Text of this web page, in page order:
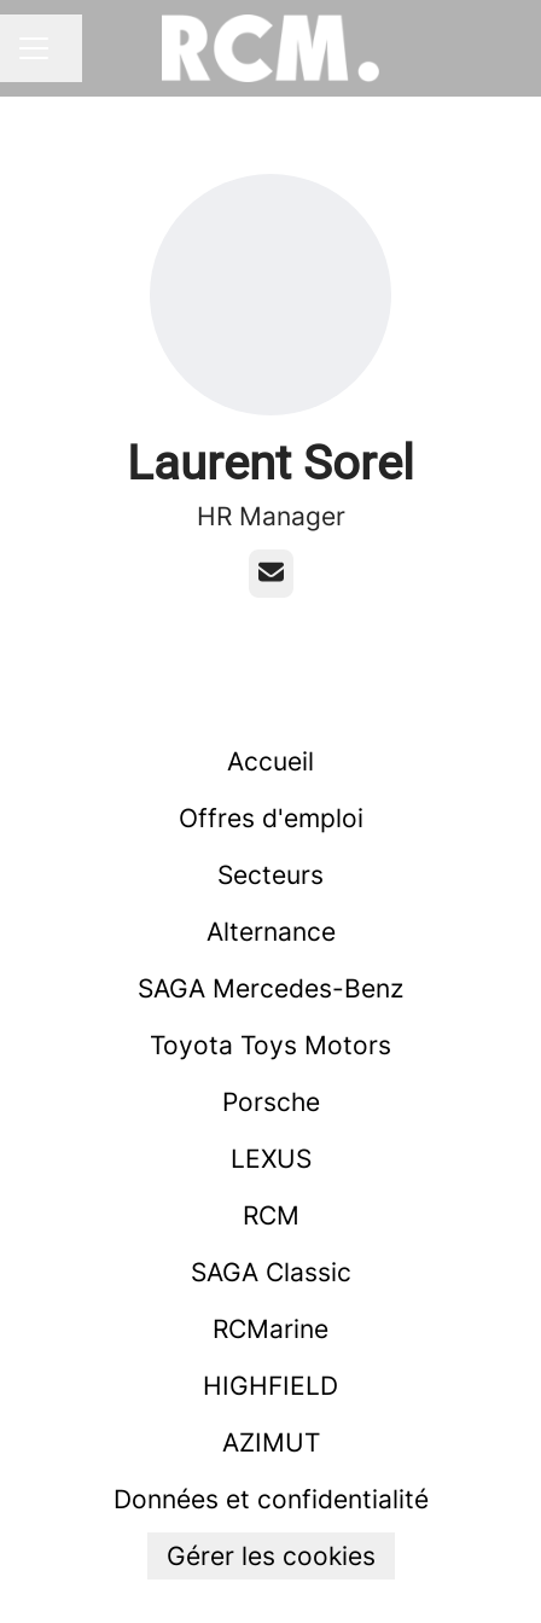
Partager la page
Laurent Sorel
HR Manager
E-mail
Accueil
Offres d'emploi
Secteurs
Alternance
SAGA Mercedes-Benz
Toyota Toys Motors
Porsche
LEXUS
RCM
SAGA Classic
RCMarine
HIGHFIELD
AZIMUT
Données et confidentialité
Gérer les cookies